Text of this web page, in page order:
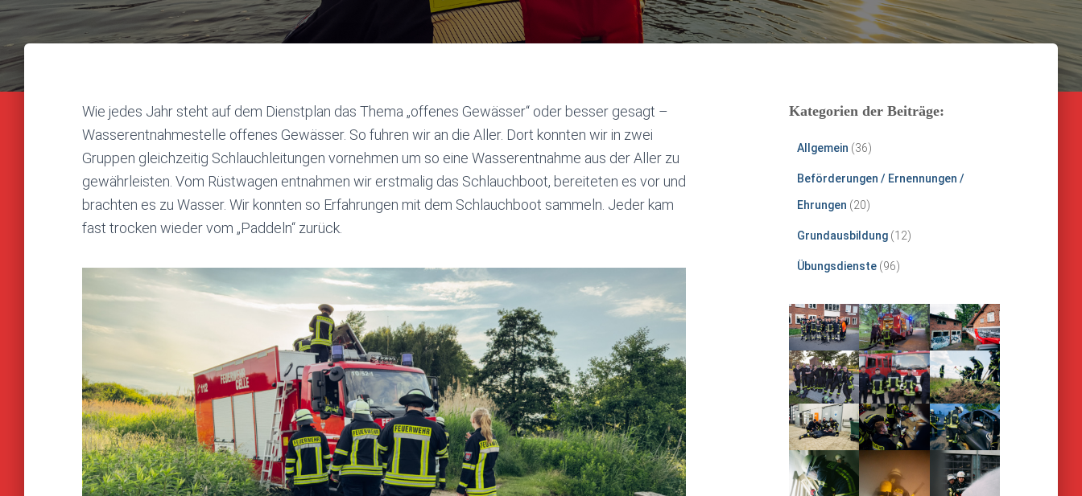
Wie jedes Jahr steht auf dem Dienstplan das Thema „offenes Gewässer“ oder besser gesagt –
Wasserentnahmestelle offenes Gewässer. So fuhren wir an die Aller. Dort konnten wir in zwei
Gruppen gleichzeitig Schlauchleitungen vornehmen um so eine Wasserentnahme aus der Aller zu
gewährleisten. Vom Rüstwagen entnahmen wir erstmalig das Schlauchboot, bereiteten es vor und
brachten es zu Wasser. Wir konnten so Erfahrungen mit dem Schlauchboot sammeln. Jeder kam
fast trocken wieder vom „Paddeln“ zurück.
Kategorien der Beiträge:
Allgemein (36)
Beförderungen / Ernennungen /
Ehrungen (20)
Grundausbildung(12)
Übungsdienste(96)